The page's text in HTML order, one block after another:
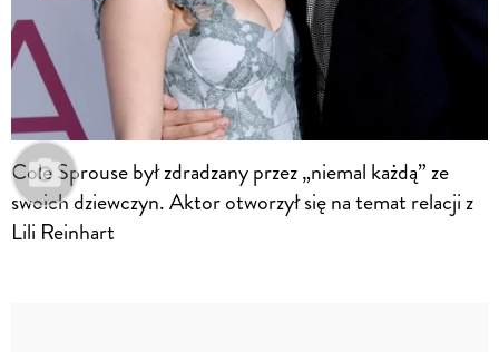
Cole Sprouse był zdradzany przez „niemal każdą” ze
swoich dziewczyn. Aktor otworzył się na temat relacji z
Lili Reinhart